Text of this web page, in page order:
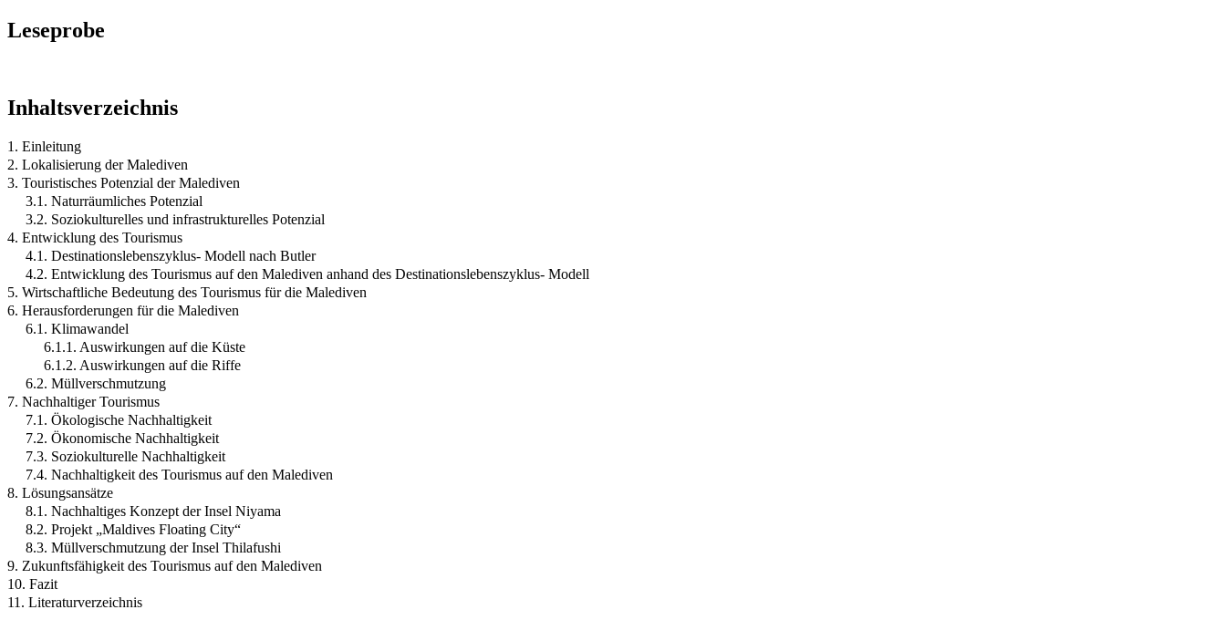
Leseprobe
Inhaltsverzeichnis
1. Einleitung
2. Lokalisierung der Malediven
3. Touristisches Potenzial der Malediven
3.1. Naturräumliches Potenzial
3.2. Soziokulturelles und infrastrukturelles Potenzial
4. Entwicklung des Tourismus
4.1. Destinationslebenszyklus- Modell nach Butler
4.2. Entwicklung des Tourismus auf den Malediven anhand des Destinationslebenszyklus- Modell
5. Wirtschaftliche Bedeutung des Tourismus für die Malediven
6. Herausforderungen für die Malediven
6.1. Klimawandel
6.1.1. Auswirkungen auf die Küste
6.1.2. Auswirkungen auf die Riffe
6.2. Müllverschmutzung
7. Nachhaltiger Tourismus
7.1. Ökologische Nachhaltigkeit
7.2. Ökonomische Nachhaltigkeit
7.3. Soziokulturelle Nachhaltigkeit
7.4. Nachhaltigkeit des Tourismus auf den Malediven
8. Lösungsansätze
8.1. Nachhaltiges Konzept der Insel Niyama
8.2. Projekt „Maldives Floating City“
8.3. Müllverschmutzung der Insel Thilafushi
9. Zukunftsfähigkeit des Tourismus auf den Malediven
10. Fazit
11. Literaturverzeichnis